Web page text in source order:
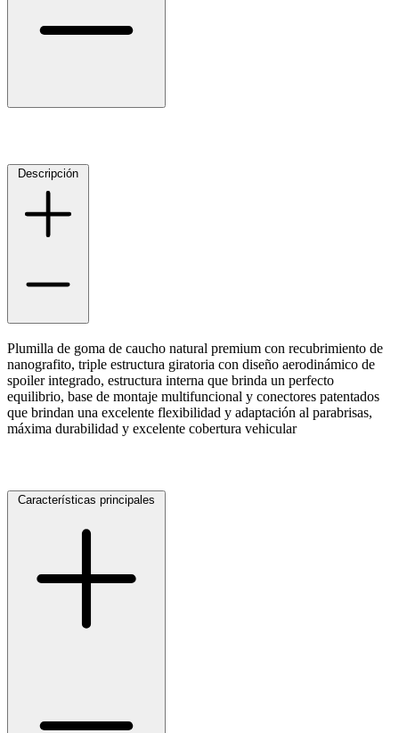
Descripción
Plumilla de goma de caucho natural premium con recubrimiento de
nanografito, triple estructura giratoria con diseño aerodinámico de
spoiler integrado, estructura interna que brinda un perfecto
equilibrio, base de montaje multifuncional y conectores patentados
que brindan una excelente flexibilidad y adaptación al parabrisas,
máxima durabilidad y excelente cobertura vehicular
Características principales